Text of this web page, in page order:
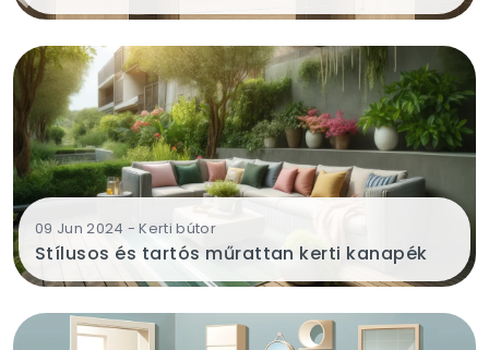
09 Jun 2024 - Kerti bútor
Stílusos és tartós műrattan kerti kanapék